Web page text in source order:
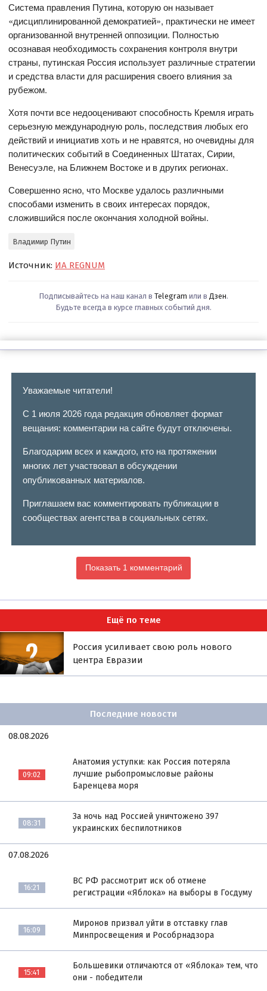
Система правления Путина, которую он называет
«дисциплинированной демократией», практически не имеет
организованной внутренней оппозиции. Полностью
осознавая необходимость сохранения контроля внутри
страны, путинская Россия использует различные стратегии
и средства власти для расширения своего влияния за
рубежом.
Хотя почти все недооценивают способность Кремля играть
серьезную международную роль, последствия любых его
действий и инициатив хоть и не нравятся, но очевидны для
политических событий в Соединенных Штатах, Сирии,
Венесуэле, на Ближнем Востоке и в других регионах.
Совершенно ясно, что Москве удалось различными
способами изменить в своих интересах порядок,
сложившийся после окончания холодной войны.
Владимир Путин
Источник: ИА REGNUM
Подписывайтесь на наш канал в Telegram или в Дзен.
Будьте всегда в курсе главных событий дня.
Уважаемые читатели!
С 1 июля 2026 года редакция обновляет формат
вещания: комментарии на сайте будут отключены.
Благодарим всех и каждого, кто на протяжении
многих лет участвовал в обсуждении
опубликованных материалов.
Приглашаем вас комментировать публикации в
сообществах агентства в социальных сетях.
Показать 1 комментарий
Ещё по теме
Россия усиливает свою роль нового
центра Евразии
Последние новости
08.08.2026
09:02
Анатомия уступки: как Россия потеряла
лучшие рыбопромысловые районы
Баренцева моря
08:31
За ночь над Россией уничтожено 397
украинских беспилотников
07.08.2026
16:21
ВС РФ рассмотрит иск об отмене
регистрации «Яблока» на выборы в Госдуму
16:09
Миронов призвал уйти в отставку глав
Минпросвещения и Рособрнадзора
15:41
Большевики отличаются от «Яблока» тем, что
они - победители